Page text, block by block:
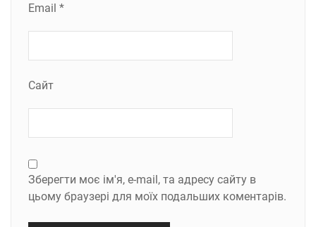
Email *
Сайт
Зберегти моє ім'я, e-mail, та адресу сайту в
цьому браузері для моїх подальших коментарів.